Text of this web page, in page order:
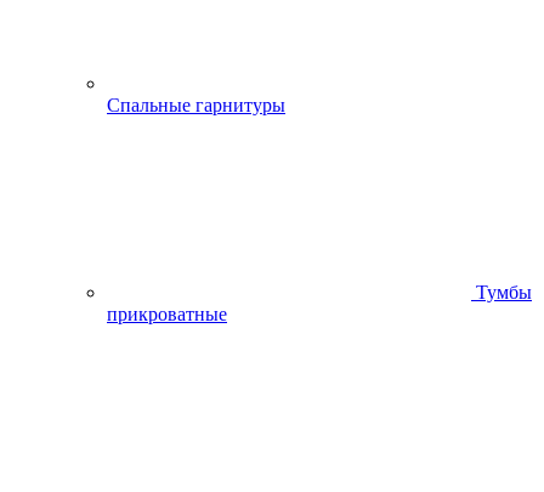
Спальные гарнитуры
Тумбы
прикроватные